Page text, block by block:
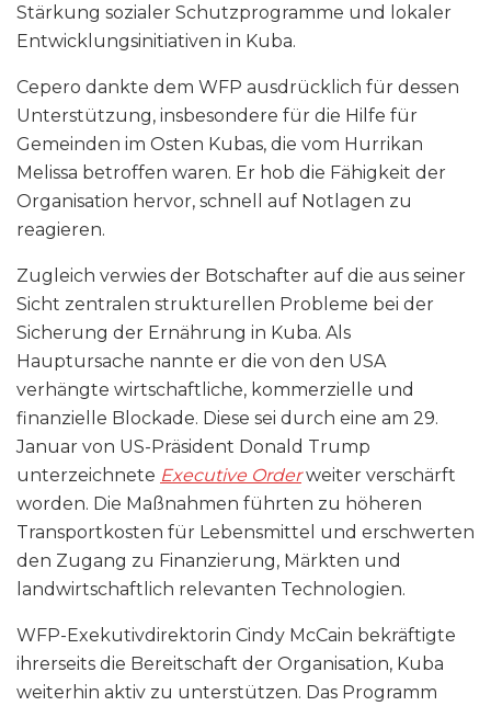
Stärkung sozialer Schutzprogramme und lokaler
Entwicklungsinitiativen in Kuba.
Cepero dankte dem WFP ausdrücklich für dessen
Unterstützung, insbesondere für die Hilfe für
Gemeinden im Osten Kubas, die vom Hurrikan
Melissa betroffen waren. Er hob die Fähigkeit der
Organisation hervor, schnell auf Notlagen zu
reagieren.
Zugleich verwies der Botschafter auf die aus seiner
Sicht zentralen strukturellen Probleme bei der
Sicherung der Ernährung in Kuba. Als
Hauptursache nannte er die von den USA
verhängte wirtschaftliche, kommerzielle und
finanzielle Blockade. Diese sei durch eine am 29.
Januar von US-Präsident Donald Trump
unterzeichnete Executive Orderweiter verschärft
worden. Die Maßnahmen führten zu höheren
Transportkosten für Lebensmittel und erschwerten
den Zugang zu Finanzierung, Märkten und
landwirtschaftlich relevanten Technologien.
WFP-Exekutivdirektorin Cindy McCain bekräftigte
ihrerseits die Bereitschaft der Organisation, Kuba
weiterhin aktiv zu unterstützen. Das Programm